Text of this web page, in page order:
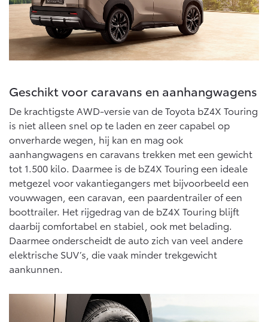
Geschikt voor caravans en aanhangwagens
De krachtigste AWD-versie van de Toyota bZ4X Touring
is niet alleen snel op te laden en zeer capabel op
onverharde wegen, hij kan en mag ook
aanhangwagens en caravans trekken met een gewicht
tot 1.500 kilo. Daarmee is de bZ4X Touring een ideale
metgezel voor vakantiegangers met bijvoorbeeld een
vouwwagen, een caravan, een paardentrailer of een
boottrailer. Het rijgedrag van de bZ4X Touring blijft
daarbij comfortabel en stabiel, ook met belading.
Daarmee onderscheidt de auto zich van veel andere
elektrische SUV’s, die vaak minder trekgewicht
aankunnen.